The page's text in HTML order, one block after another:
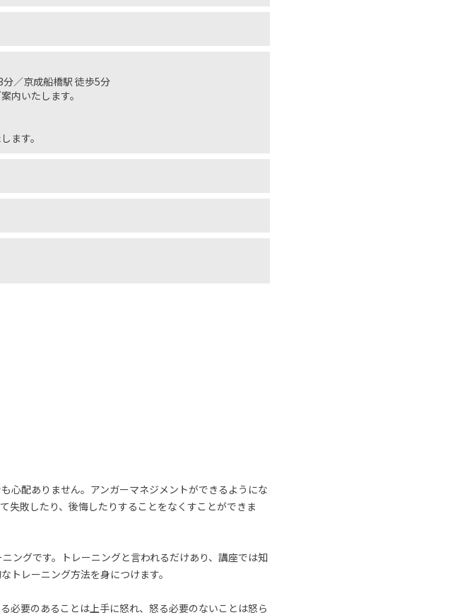
／京成船橋駅 徒歩5分
内いたします。
ます。
心配ありません。アンガーマネジメントができるようにな
失敗したり、後悔したりすることをなくすことができま
ングです。トレーニングと言われるだけあり、講座では知
トレーニング方法を身につけます。
必要のあることは上手に怒れ、怒る必要のないことは怒ら